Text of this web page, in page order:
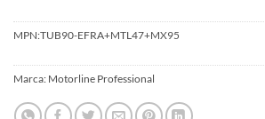
MPN:TUB90-EFRA+MTL47+MX95
Marca: Motorline Professional